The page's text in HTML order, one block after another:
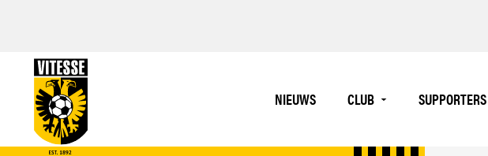
NIEUWS CLUB SUPPORTERS